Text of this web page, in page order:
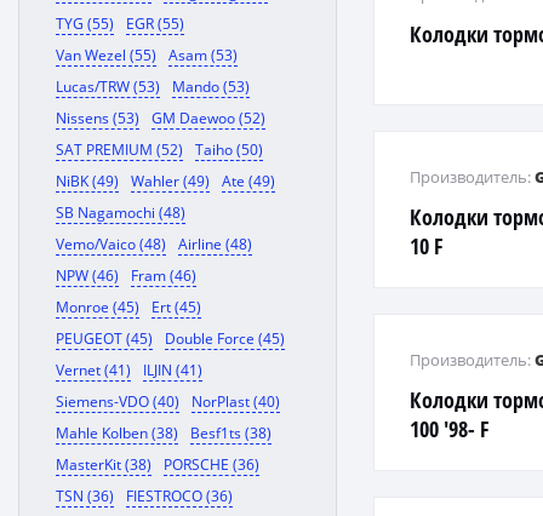
TYG (55)
EGR (55)
Van Wezel (55)
Asam (53)
Lucas/TRW (53)
Mando (53)
Nissens (53)
GM Daewoo (52)
SAT PREMIUM (52)
Taiho (50)
NiBK (49)
Wahler (49)
Ate (49)
SB Nagamochi (48)
Vemo/Vaico (48)
Airline (48)
NPW (46)
Fram (46)
Monroe (45)
Ert (45)
PEUGEOT (45)
Double Force (45)
Vernet (41)
ILJIN (41)
Siemens-VDO (40)
NorPlast (40)
Mahle Kolben (38)
Besf1ts (38)
MasterKit (38)
PORSCHE (36)
TSN (36)
FIESTROCO (36)
Колодки
Колодки
10 F
Производитель:
Колодки
100 '98- F
Производитель: